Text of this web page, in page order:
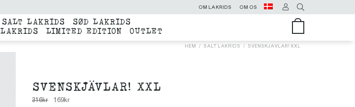
OM LAKRIDS OM OS
SALT LAKRIDS
SØD LAKRIDS
LAKRIDS
LIMITED EDITION OUTLET
HEM SALT LAKRIDS SVENSKJÄVLAR! XXL
SVENSKJÄVLAR! XXL
316kr 169kr